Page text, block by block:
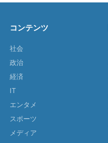
コンテンツ
社会
政治
経済
IT
エンタメ
スポーツ
メディア